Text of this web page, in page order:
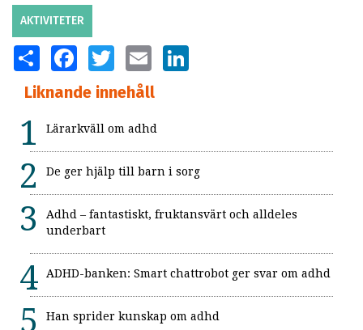
AKTIVITETER
SHARE FACEBOOKTWITTER EMAIL
Liknande innehåll
Lärarkväll om adhd
De ger hjälp till barn i sorg
Adhd – fantastiskt, fruktansvärt och alldeles
underbart
ADHD-banken: Smart chattrobot ger svar om adhd
Han sprider kunskap om adhd